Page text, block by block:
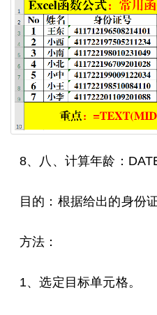
8、八、计算年龄：
目的：根据给出的身份
方法：
1、选定目标单元格。